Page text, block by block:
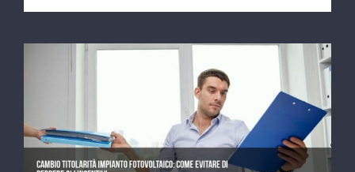
Cambio titolarità impianto fotovoltaico:
come evitare di perdere gli incentivi